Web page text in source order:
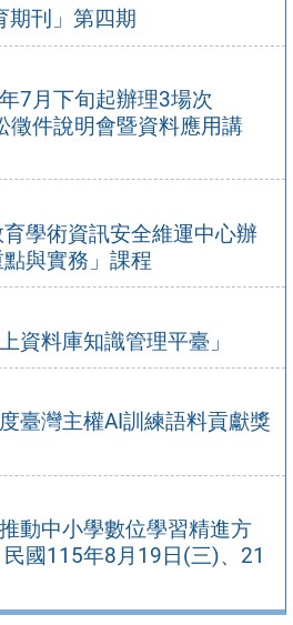
期刊」第四期
7月下旬起辦理3場次
徵件說明會暨資料應用講
學術資訊安全維運中心辦
與實務」課程
資料庫知識管理平臺」
臺灣主權AI訓練語料貢獻獎
動中小學數位學習精進方
國115年8月19日(三)、21